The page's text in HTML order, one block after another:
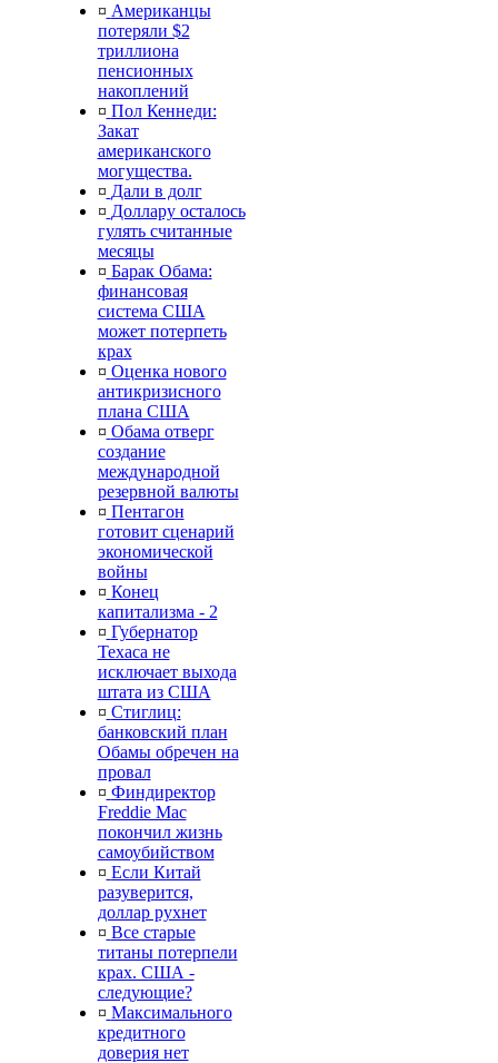
¤ Американцы
потеряли $2
триллиона
пенсионных
накоплений
¤ Пол Кеннеди:
Закат
американского
могущества.
¤ Дали в долг
¤ Доллару осталось
гулять считанные
месяцы
¤ Барак Обама:
финансовая
система США
может потерпеть
крах
¤ Оценка нового
антикризисного
плана США
¤ Обама отверг
создание
международной
резервной валюты
¤ Пентагон
готовит сценарий
экономической
войны
¤ Конец
капитализма - 2
¤ Губернатор
Техаса не
исключает выхода
штата из США
¤ Стиглиц:
банковский план
Обамы обречен на
провал
¤ Финдиректор
Freddie Mac
покончил жизнь
самоубийством
¤ Если Китай
разуверится,
доллар рухнет
¤ Все старые
титаны потерпели
крах. США -
следующие?
¤ Максимального
кредитного
доверия нет